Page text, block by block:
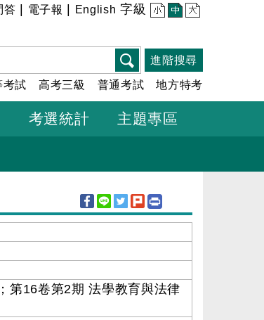
答 電子報 English 字級 小 中 大
進階搜尋
考試 高考三級 普通考試 地方特考
考選統計 主題專區
第16卷第2期 法學教育與法律